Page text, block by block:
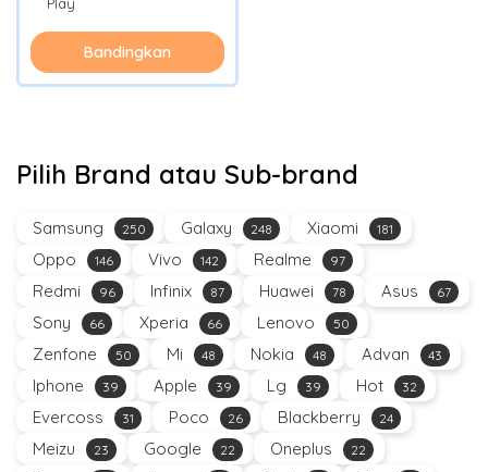
Play
Bandingkan
Pilih Brand atau Sub-brand
Samsung 250 Galaxy 248 Xiaomi 181
Oppo 146 Vivo 142 Realme 97
Redmi 96 Infinix 87 Huawei 78 Asus 67
Sony 66 Xperia 66 Lenovo 50
Zenfone 50 Mi 48 Nokia 48 Advan 43
Iphone 39 Apple 39 Lg 39 Hot 32
Evercoss 31 Poco 26 Blackberry 24
Meizu 23 Google 22 Oneplus 22